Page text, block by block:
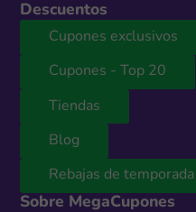
Descuentos
Cupones exclusivos
Cupones - Top 20
Tiendas
Blog
Rebajas de temporada
Sobre MegaCupones